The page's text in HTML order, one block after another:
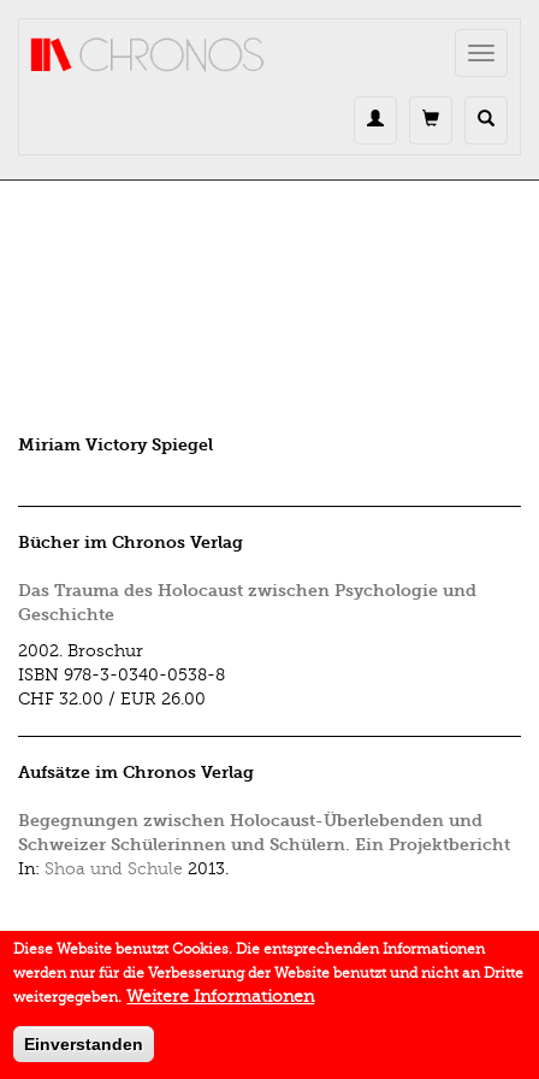
Toggle
Miriam Victory Spiegel
Bücher im Chronos Verlag
Das Trauma des Holocaust zwischen Psychologie und
Geschichte
2002. Broschur
ISBN 978-3-0340-0538-8
CHF 32.00 / EUR 26.00
Aufsätze im Chronos Verlag
Begegnungen zwischen Holocaust-Überlebenden und
Schweizer Schülerinnen und Schülern. Ein Projektbericht
In: Shoa und Schule 2013.
Diese Website benutzt Cookies. Die entsprechenden Informationen
werden nur für die Verbesserung der Website benutzt und nicht an Dritte
weitergegeben. Weitere Informationen
Einverstanden